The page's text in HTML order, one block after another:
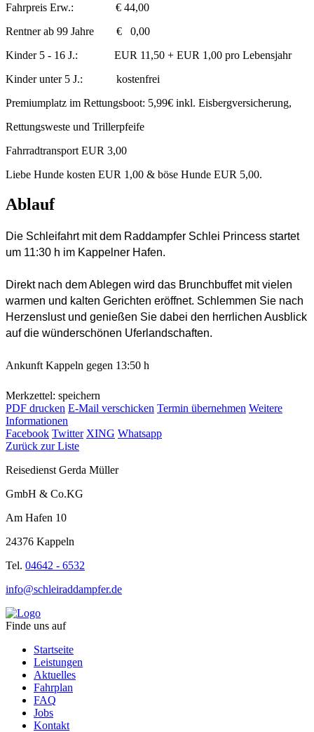
Fahrpreis Erw.: € 44,00
Rentner ab 99 Jahre € 0,00
Kinder 5 - 16 J.: EUR 11,50 + EUR 1,00 pro Lebensjahr
Kinder unter 5 J.: kostenfrei
Premiumplatz im Rettungsboot: 5,99€ inkl. Eisbergversicherung,
Rettungsweste und Trillerpfeife
Fahrradtransport EUR 3,00
Liebe Hunde kosten EUR 1,00 & böse Hunde EUR 5,00.
Ablauf
Die Schleifahrt mit dem Raddampfer Schlei Princess startet
um 11:30 h im Kappelner Hafen.
Direkt nach dem Ablegen wird das Brunchbuffet mit vielen
warmen und kalten Gerichten eröffnet. Schlemmen Sie nach
Herzenslust und genießen Sie dabei den herrlichen Ausblick
auf die wünderschönen Uferlandschaften.
Ankunft Kappeln gegen 13:50 h
Merkzettel: speichern
PDF drucken E-Mail verschicken Termin übernehmen Weitere
Informationen
Facebook Twitter XING Whatsapp
Zurück zur Liste
Reisedienst Gerda Müller
GmbH & Co.KG
Am Hafen 10
24376 Kappeln
Tel. 04642 - 6532
info@schleiraddampfer.de
Finde uns auf
Startseite
Leistungen
Aktuelles
Fahrplan
FAQ
Jobs
Kontakt